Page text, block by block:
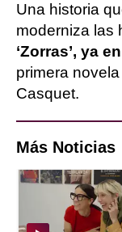
Una historia
moderniza las
‘Zorras’, ya en
primera
Casquet.
Más Noticias